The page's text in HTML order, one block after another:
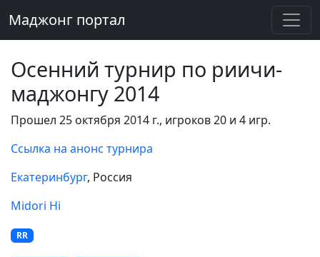
Маджонг портал
Осенний турнир по риичи-
маджонгу 2014
Прошел 25 октября 2014 г., игроков 20 и 4 игр.
Ссылка на анонс турнира
Екатеринбург, Россия
Midori Hi
RR